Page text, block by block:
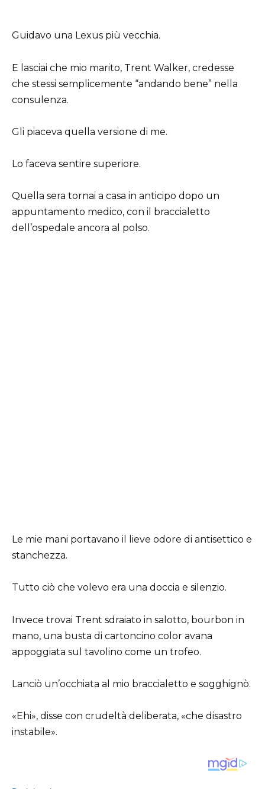
Guidavo una Lexus più vecchia.
E lasciai che mio marito, Trent Walker, credesse
che stessi semplicemente “andando bene” nella
consulenza.
Gli piaceva quella versione di me.
Lo faceva sentire superiore.
Quella sera tornai a casa in anticipo dopo un
appuntamento medico, con il braccialetto
dell’ospedale ancora al polso.
Le mie mani portavano il lieve odore di antisettico e
stanchezza.
Tutto ciò che volevo era una doccia e silenzio.
Invece trovai Trent sdraiato in salotto, bourbon in
mano, una busta di cartoncino color avana
appoggiata sul tavolino come un trofeo.
Lanciò un’occhiata al mio braccialetto e sogghignò.
«Ehi», disse con crudeltà deliberata, «che disastro
instabile».